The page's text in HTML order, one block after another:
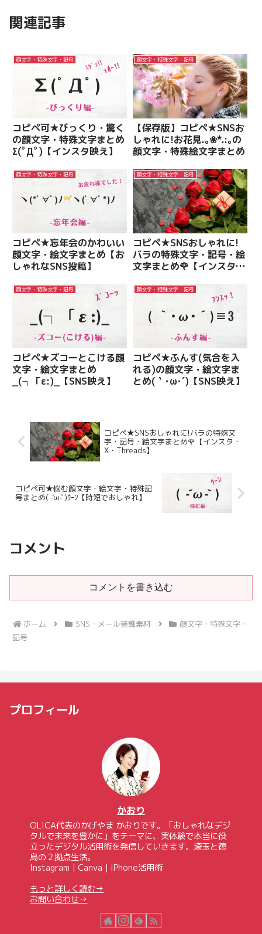
関連記事
顔文字・特殊文字・記号
コピペ可★びっくり・驚く
の顔文字・特殊文字まとめ
Σ(ﾟДﾟ)【インスタ映え】
顔文字・特殊文字・記号
【保存版】コピペ★SNSお
しゃれに!お花見.｡❀*.:｡の
顔文字・特殊絵文字まとめ
顔文字・特殊文字・記号
コピペ★忘年会のかわいい
顔文字・絵文字まとめ【お
しゃれなSNS投稿】
顔文字・特殊文字・記号
コピペ★SNSおしゃれに!
バラの特殊文字・記号・絵
文字まとめ🌹【インスタ・
顔文字・特殊文字・記号
コピペ★ズコーとこける顔
文字・絵文字まとめ
_(┐「ε:)_【SNS映え】
顔文字・特殊文字・記号
コピペ★ふんす(気合を入
れる)の顔文字・絵文字ま
とめ(｀･ω･´)【SNS映え】
コピペ★SNSおしゃれに!バラの特殊文
字・記号・絵文字まとめ🌹【インスタ・
X・Threads】
コピペ可★悩む顔文字・絵文字・特殊記
号まとめ( -᷄ω-᷅ )ｳｰﾝ【時短でおしゃれ】
コメント
コメントを書き込む
ホーム SNS・メール装飾素材
顔文字・特殊文字・
記号
プロフィール
かおり
OLICA代表のかげやま かおりです。「おしゃれなデジ
タルで未来を豊かに」をテーマに、実体験で本当に役
立ったデジタル活用術を発信していきます。埼玉と徳
島の２拠点生活。
Instagram｜Canva｜iPhone活用術
もっと詳しく読む→
お問い合わせ→